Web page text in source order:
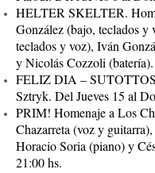
HELTER SKELTER.
González (bajo, teclados
teclados y voz), Iván
y Nicolás Cozzoli
FELIZ DIA –
Sztryk. Del Jueves 15 al
PRIM! Homenaje a Los
Chazarreta (voz y
Horacio Soria (piano) y
21:00 hs.